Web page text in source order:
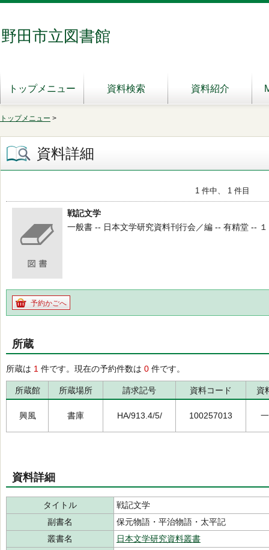
野田市立図書館
トップメニュー 資料検索 資料紹介
トップメニュー >
資料詳細
1 件中、 1 件目
戦記文学
一般書 -- 日本文学研究資料刊行会／編 -- 有精堂 --
予約かごへ
所蔵
所蔵は 1 件です。現在の予約件数は 0 件です。
所蔵館 所蔵場所 請求記号 資料コード 資
興風 書庫 HA/913.4/5/ 100257013
資料詳細
タイトル
戦記文学
副書名
保元物語・平治物語・太平記
叢書名
日本文学研究資料叢書